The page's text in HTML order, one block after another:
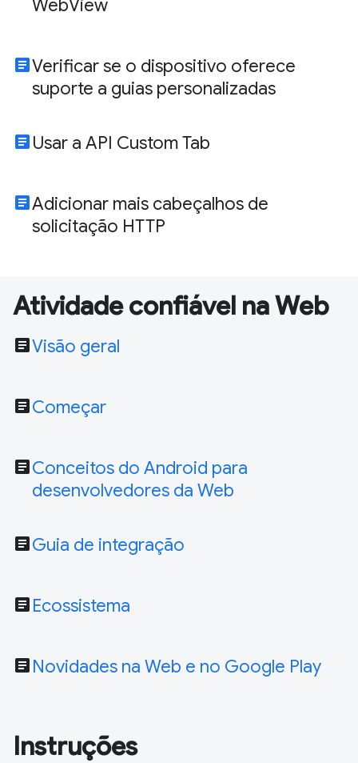
WebView
articleVerificar se o dispositivo oferece
suporte a guias personalizadas
article Usar a API Custom Tab
articleAdicionar mais cabeçalhos de
solicitação HTTP
Atividade confiável na Web
articleVisão geral
articleComeçar
articleConceitos do Android para
desenvolvedores da Web
articleGuia de integração
article Ecossistema
article Novidades na Web e no Google Play
Instruções